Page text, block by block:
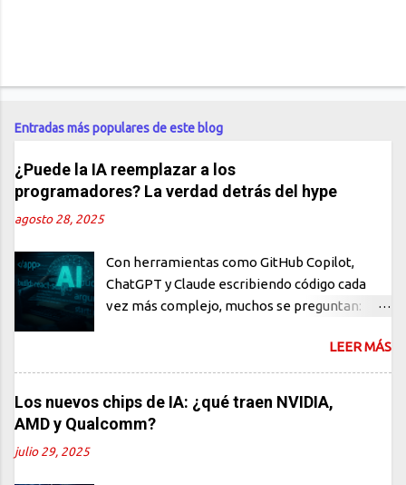
Entradas más populares de este blog
¿Puede la IA reemplazar a los
programadores? La verdad detrás del hype
agosto 28, 2025
Con herramientas como GitHub Copilot,
ChatGPT y Claude escribiendo código cada
vez más complejo, muchos se preguntan:
extinción? En este artículo, desmontamos el
mito, analizamos el verdadero impacto de la
IA en el desarrollo de software y te
mostramos por qué los humanos siguen
LEER MÁS
Los nuevos chips de IA: ¿qué traen NVIDIA,
AMD y Qualcomm?
julio 29, 2025